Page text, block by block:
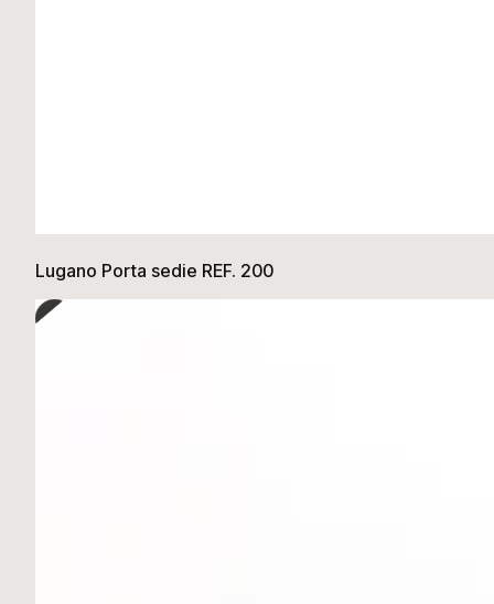
Lugano Porta sedie REF. 200